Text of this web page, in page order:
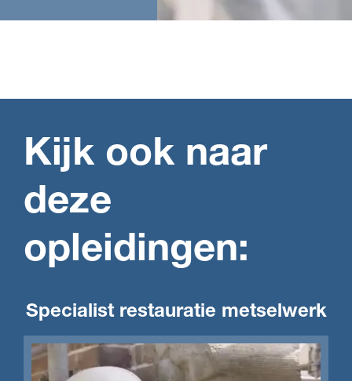
Kijk ook naar
deze
opleidingen:
Specialist restauratie metselwerk